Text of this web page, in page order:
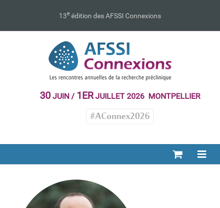
13e édition des AFSSI Connexions
30JUIN / 1ERJUILLET 2026 MONTPELLIER
#AConnex2026